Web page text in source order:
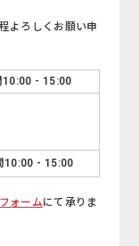
よろしくお願い申
10:00 - 15:00
10:00 - 15:00
ォームにて承りま